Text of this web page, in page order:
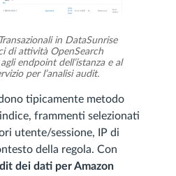
in DataSunrise
di attività OpenSearch
endpoint dell’istanza e al
per l’analisi audit.
tipicamente metodo
frammenti selezionati
utente/sessione, IP di
della regola. Con
dei dati per Amazon